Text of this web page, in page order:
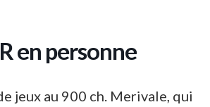
en personne
jeux au 900 ch. Merivale, qui